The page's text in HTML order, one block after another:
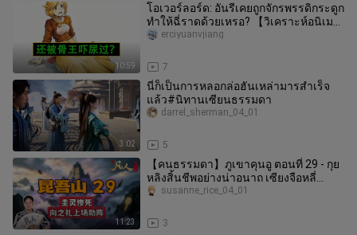
10:59
โอเวอร์ลอร์ด: อันรีเคยถูกจักรพรรดิกระดูก
ทำให้ฉี่ราดด้วยเหรอ? 【วิเคราะห์อนิเมะ
03】
7
erciyuanvjiang
3:02
นี่ก็เป็นการหลอกล่อฮันเหล่ามารสำเร็จ
แล้ว#นิทานเซียนธรรมดา
5
darrel_sherman_04_01
11:23
【คนธรรมดา】ภูเขาคุนอู ตอนที่ 29 - กุย
หลิงสิ้นชีพอย่างน่าอนาถ เซียงจือหลี่
เข้าไปช่วยเหลือ
3
susanne_rice_04_01